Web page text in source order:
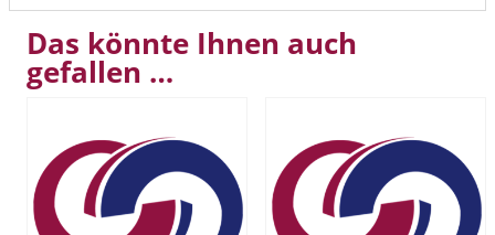
Das könnte Ihnen auch
gefallen …